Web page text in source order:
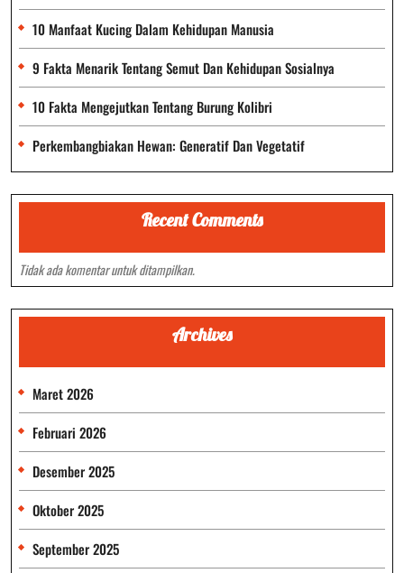
10 Manfaat Kucing Dalam Kehidupan Manusia
9 Fakta Menarik Tentang Semut Dan Kehidupan Sosialnya
10 Fakta Mengejutkan Tentang Burung Kolibri
Perkembangbiakan Hewan: Generatif Dan Vegetatif
Recent Comments
Tidak ada komentar untuk ditampilkan.
Archives
Maret 2026
Februari 2026
Desember 2025
Oktober 2025
September 2025